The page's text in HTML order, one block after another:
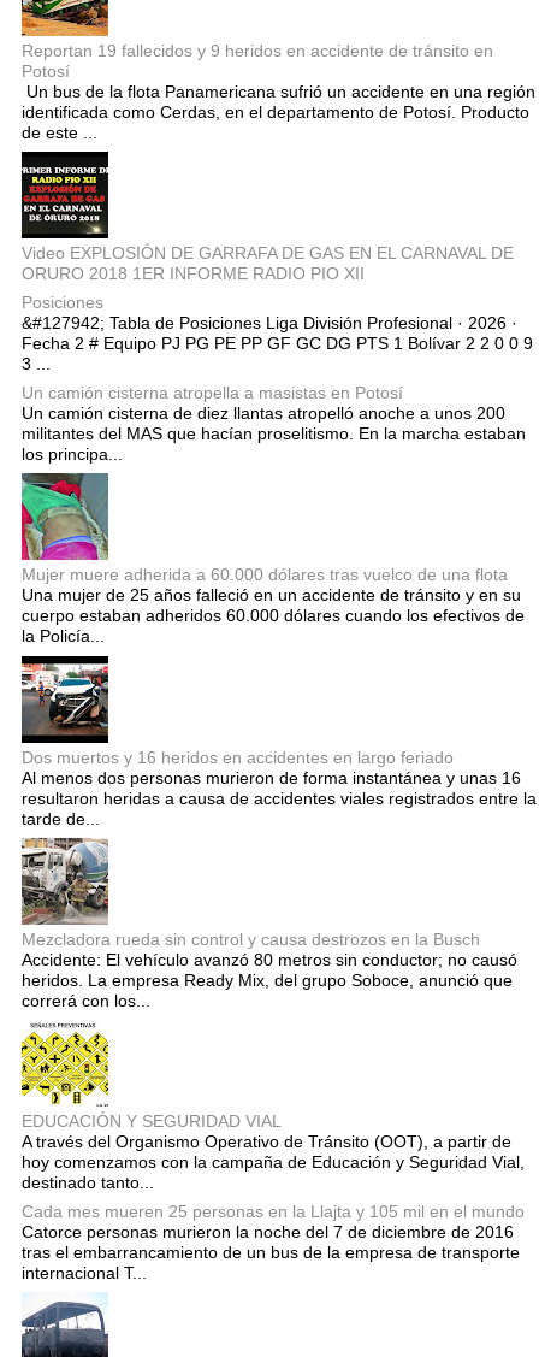
Reportan 19 fallecidos y 9 heridos en accidente de tránsito en
Potosí
Un bus de la flota Panamericana sufrió un accidente en una región
identificada como Cerdas, en el departamento de Potosí. Producto
de este ...
Video EXPLOSIÓN DE GARRAFA DE GAS EN EL CARNAVAL DE
ORURO 2018 1ER INFORME RADIO PIO XII
Posiciones
&#127942; Tabla de Posiciones Liga División Profesional · 2026 ·
Fecha 2 # Equipo PJ PG PE PP GF GC DG PTS 1 Bolívar 2 2 0 0 9
3 ...
Un camión cisterna atropella a masistas en Potosí
Un camión cisterna de diez llantas atropelló anoche a unos 200
militantes del MAS que hacían proselitismo. En la marcha estaban
los principa...
Mujer muere adherida a 60.000 dólares tras vuelco de una flota
Una mujer de 25 años falleció en un accidente de tránsito y en su
cuerpo estaban adheridos 60.000 dólares cuando los efectivos de
la Policía...
Dos muertos y 16 heridos en accidentes en largo feriado
Al menos dos personas murieron de forma instantánea y unas 16
resultaron heridas a causa de accidentes viales registrados entre la
tarde de...
Mezcladora rueda sin control y causa destrozos en la Busch
Accidente: El vehículo avanzó 80 metros sin conductor; no causó
heridos. La empresa Ready Mix, del grupo Soboce, anunció que
correrá con los...
EDUCACIÓN Y SEGURIDAD VIAL
A través del Organismo Operativo de Tránsito (OOT), a partir de
hoy comenzamos con la campaña de Educación y Seguridad Vial,
destinado tanto...
Cada mes mueren 25 personas en la Llajta y 105 mil en el mundo
Catorce personas murieron la noche del 7 de diciembre de 2016
tras el embarrancamiento de un bus de la empresa de transporte
internacional T...